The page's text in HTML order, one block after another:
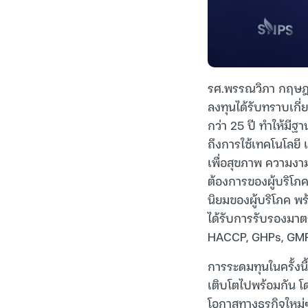
รศ.พรรณวิภา กฤษ
ลงทุนได้รับทราบเกี่
กว่า 25 ปี ทำให้มีฐ
ถึงการใช้เทคโนโ
เพื่อสุขภาพ ความง
ต้องการของผู้บริโภ
นิยมของผู้บริโภค พ
ได้รับการรับรองมา
HACCP, GHPs,
การระดมทุนในครั้ง
เติบโตไปพร้อมกัน
โอกาสทางธุรกิจให